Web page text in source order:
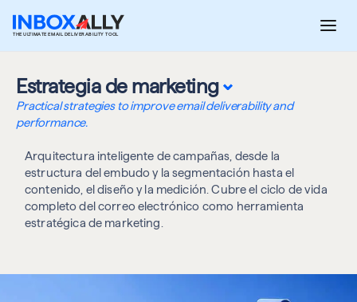
THE ULTIMATE EMAIL DELIVERABILITY TOOL
Estrategia de marketing⌄
Practical strategies to improve email deliverability and
performance.
Arquitectura inteligente de campañas, desde la
estructura del embudo y la segmentación hasta el
contenido, el diseño y la medición. Cubre el ciclo de vida
completo del correo electrónico como herramienta
estratégica de marketing.